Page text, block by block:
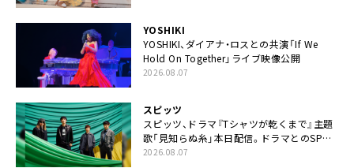
YOSHIKI
YOSHIKI、ダイアナ・ロスとの共演「If We
Hold On Together」ライブ映像公開
2026.08.07
スピッツ
スピッツ、ドラマ『Tシャツが乾くまで』主題
歌「見知らぬ糸」本日配信。ドラマとのSPコ
ラボムービー公開も
2026.08.07